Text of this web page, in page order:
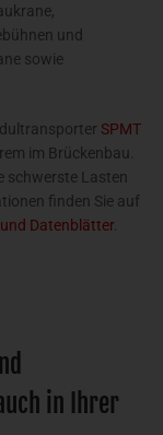
und
sowie
SPMT
im Brückenbau.
schwerste Lasten
finden Sie auf
Datenblätter.
in Ihrer